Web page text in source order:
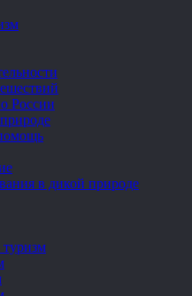
России
в дикой природе